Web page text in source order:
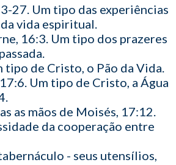
27. Um tipo das experiências
vida espiritual.
16:3. Um tipo dos prazeres
tipo de Cristo, o Pão da Vida.
Um tipo de Cristo, a Água
as mãos de Moisés, 17:12.
da cooperação entre
- seus utensílios,